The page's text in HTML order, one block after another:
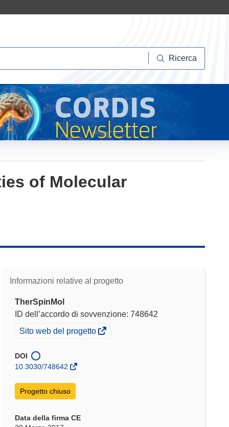
Ricerca
of Molecular
Informazioni relative al progetto
TherSpinMol
ID dell’accordo di sovvenzione: 748642
(si
una
nuova
Sito web del progetto
DOI
10.3030/748642
Progetto chiuso
Data della firma CE